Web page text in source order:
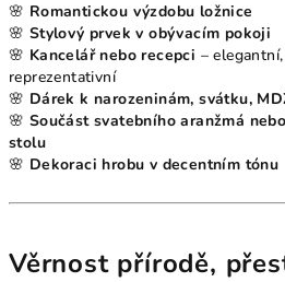
🌸 Romantickou výzdobu ložnice
🌸 Stylový prvek v obývacím pokoji
🌸 Kancelář nebo recepci –
reprezentativní
🌸 Dárek k narozeninám, svátku,
🌸 Součást svatebního aranžmá
stolu
🌸 Dekoraci hrobu v decentním tónu
Věrnost přírodě,